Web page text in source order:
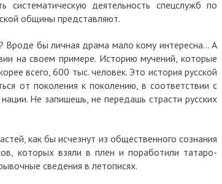
деятельность спецслужб по
общины представляют.
Вроде бы личная драма мало кому интересна... А
на своем примере. Историю мучений, которые
всего, 600 тыс. человек. Это история русской
от поколения к поколению, в соответствии с
Не запишешь, не передашь страсти русских
как бы исчезнут из общественного сознания
которых взяли в плен и поработили татаро-
сведения в летописях.